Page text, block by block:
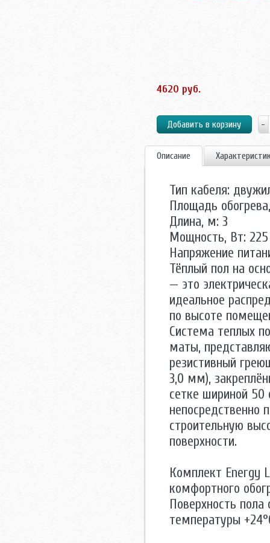
4620 руб.
Описание
Тип кабеля:
Площадь
Длина, м: 3
Мощность, Вт: 225
Напряжение
Тёплый пол на
— это
идеальное
по высоте
Система теплых
маты,
резистивный
3,0 мм),
сетке шириной 50
непосредственно
строительную
поверхности.
Комплект Energy
комфортного
Поверхность
температуры